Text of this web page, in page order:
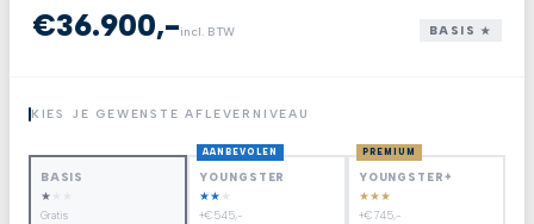
€36.900,-incl. BTW BASIS ★
KIES JE GEWENSTE AFLEVERNIVEAU
BASIS
★
Gratis
AANBEVOLEN
YOUNGSTER
★★ ★
+€545,-
PREMIUM
YOUNGSTER+
★★★
+€745,-